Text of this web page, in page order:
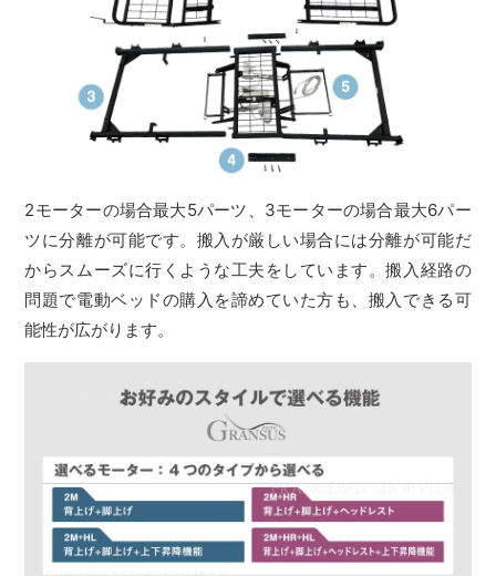
2モーターの場合最大5パーツ、3モーターの場合最大6パー
ツに分離が可能です。搬入が厳しい場合には分離が可能だ
からスムーズに行くような工夫をしています。搬入経路の
問題で電動ベッドの購入を諦めていた方も、搬入できる可
能性が広がります。